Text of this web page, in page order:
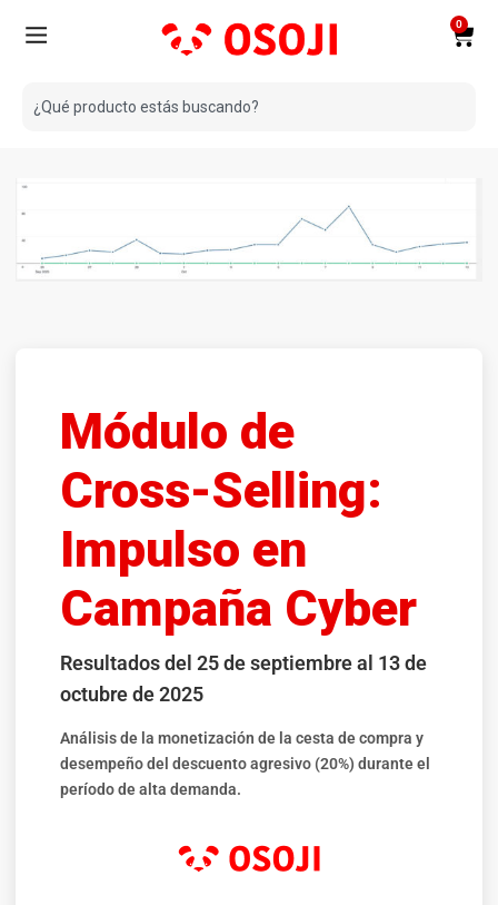
0
Módulo de
Cross-Selling:
Impulso en
Campaña Cyber
Resultados del 25 de septiembre al 13 de
octubre de 2025
Análisis de la monetización de la cesta de compra y
desempeño del descuento agresivo (20%) durante el
período de alta demanda.